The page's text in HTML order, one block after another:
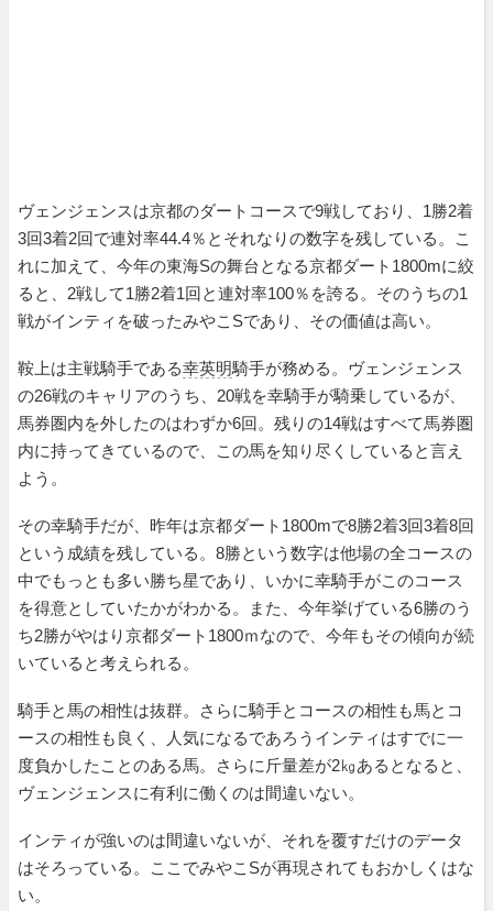
ヴェンジェンスは京都のダートコースで9戦しており、1勝2着
3回3着2回で連対率44.4％とそれなりの数字を残している。こ
れに加えて、今年の東海Sの舞台となる京都ダート1800mに絞
ると、2戦して1勝2着1回と連対率100％を誇る。そのうちの1
戦がインティを破ったみやこSであり、その価値は高い。
鞍上は主戦騎手である幸英明騎手が務める。ヴェンジェンス
の26戦のキャリアのうち、20戦を幸騎手が騎乗しているが、
馬券圏内を外したのはわずか6回。残りの14戦はすべて馬券圏
内に持ってきているので、この馬を知り尽くしていると言え
よう。
その幸騎手だが、昨年は京都ダート1800mで8勝2着3回3着8回
という成績を残している。8勝という数字は他場の全コースの
中でもっとも多い勝ち星であり、いかに幸騎手がこのコース
を得意としていたかがわかる。また、今年挙げている6勝のう
ち2勝がやはり京都ダート1800ｍなので、今年もその傾向が続
いていると考えられる。
騎手と馬の相性は抜群。さらに騎手とコースの相性も馬とコ
ースの相性も良く、人気になるであろうインティはすでに一
度負かしたことのある馬。さらに斤量差が2㎏あるとなると、
ヴェンジェンスに有利に働くのは間違いない。
インティが強いのは間違いないが、それを覆すだけのデータ
はそろっている。ここでみやこSが再現されてもおかしくはな
い。